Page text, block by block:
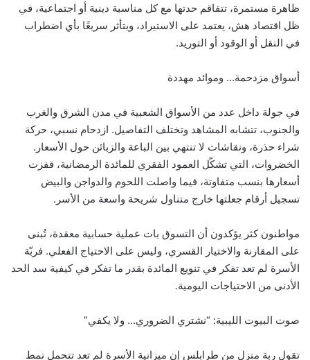
ظاهرة مستمرة، تتفاقم حدتها مع كل مناسبة دينية أو اجتماعية، في
ظل اقتصاد هش، يعتمد على الاستيراد، ويتأثر سريعًا بأي اضطراب
في النقل أو الوقود أو التوريد.
أسواق مزدحمة… وموائد مهددة
في جولة داخل عدد من الأسواق الشعبية في مدن الشرق والغرب
والجنوب، تتشابه المشاهد وتختلف التفاصيل. ازدحام نسبي، حركة
شراء حذرة، ونقاشات لا تنتهي بين الباعة والزبائن حول الأسعار.
الخضروات، التي تشكّل العمود الفقري للمائدة الرمضانية، قفزت
أسعارها بنسب متفاوتة، فيما واصلت اللحوم والدواجن والبيض
تسجيل أرقام جعلتها خارج متناول شريحة واسعة من الأسر.
مواطنون كثر يؤكدون أن التسوق بات عملية حسابية معقدة، تُبنى
على المقارنة والاختيار القسري، وليس على الاحتياج الفعلي. فربّة
الأسرة لم تعد تفكر في تنويع المائدة بقدر ما تفكر في كيفية سد الحد
الأدنى من الاحتياجات اليومية.
صوت البيوت الليبية: “نشتري الضروري… ولا يكفي”
تقول ربة منزل من طرابلس إن ميزانية الأسرة لم تعد تتحمل نمط